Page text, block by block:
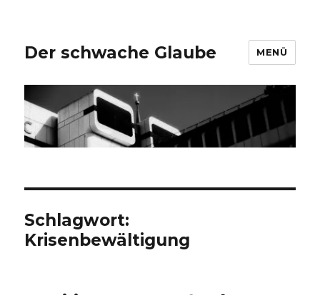
Der schwache Glaube MENÜ
Schlagwort:
Krisenbewältigung